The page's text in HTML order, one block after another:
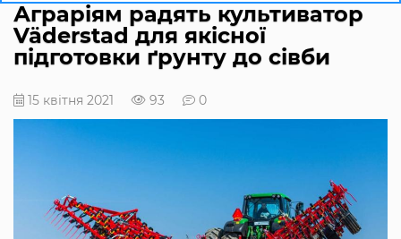
Аграріям радять культиватор
Väderstad для якісної
підготовки ґрунту до сівби
15 квітня 2021 93 0